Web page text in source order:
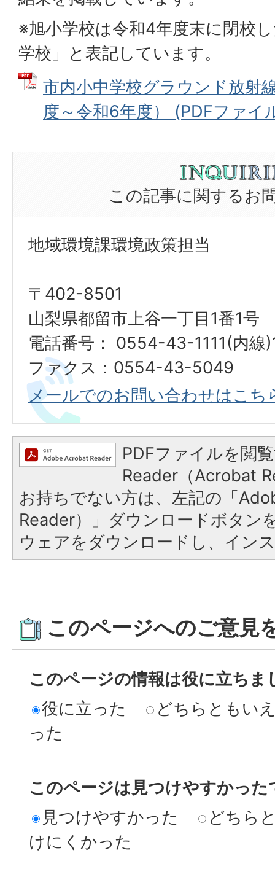
※旭小学校は令和4年度末に閉校
学校」と表記しています。
市内小中学校グラウンド放射
度～令和6年度） (PDFファイ
この記事に関するお
地域環境課環境政策担当
〒402-8501
山梨県都留市上谷一丁目1番1号
電話番号： 0554-43-1111(内線
ファクス：0554-43-5049
メールでのお問い合わせはこち
PDFファイルを閲
Reader（Acrobat
お持ちでない方は、左記の「
Reader）」ダウンロードボタン
ウェアをダウンロードし、イン
このページへのご意見
このページの情報は役に立ちま
役に立った
どちらともい
った
このページは見つけやすかった
見つけやすかった
どちら
けにくかった